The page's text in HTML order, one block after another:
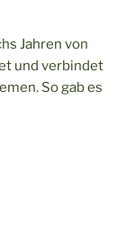
Jahren von
und verbindet
So gab es